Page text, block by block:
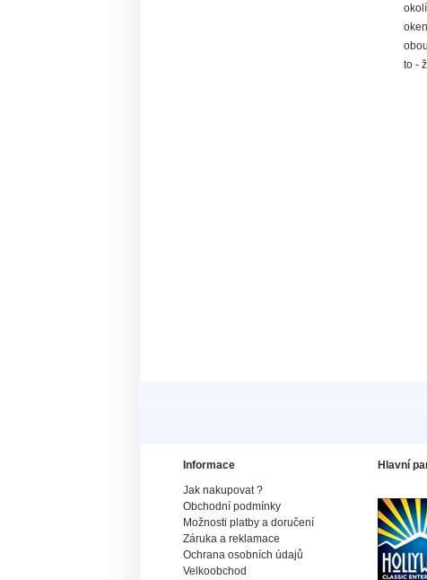
to -
Informace
Jak nakupovat ?
Obchodní podmínky
Možnosti platby a doručení
Záruka a reklamace
Ochrana osobních údajů
Velkoobchod
Hlavní